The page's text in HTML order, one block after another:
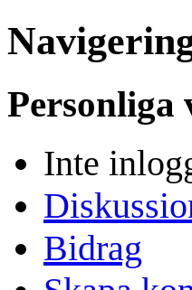
Personliga
Inte
Bidrag